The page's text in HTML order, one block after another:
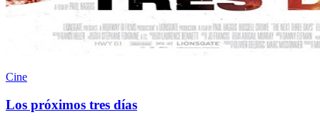
Cine
Los próximos tres días